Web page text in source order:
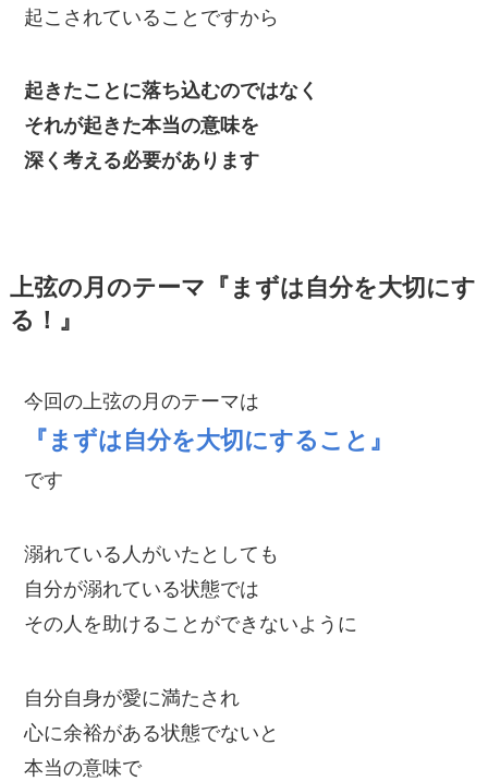
起こされていることですから
起きたことに落ち込むのではなく
それが起きた本当の意味を
深く考える必要があります
上弦の月のテーマ『まずは自分を大切にす
る！』
今回の上弦の月のテーマは
『まずは自分を大切にすること』
です
溺れている人がいたとしても
自分が溺れている状態では
その人を助けることができないように
自分自身が愛に満たされ
心に余裕がある状態でないと
本当の意味で